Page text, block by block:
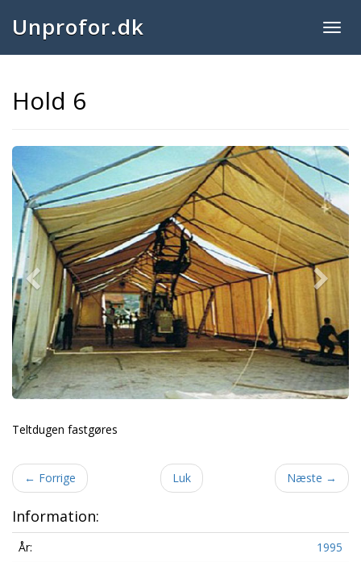
Unprofor.dk
Hold 6
Previous Next
Teltdugen fastgøres
← Forrige Luk Næste →
Information:
År:
1995